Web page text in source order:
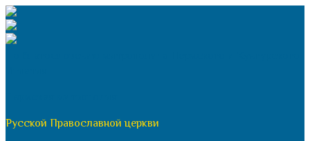
Перейти
к
содержимому
Русской Православной церкви